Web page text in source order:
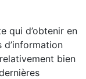
qui d’obtenir en
d’information
bien